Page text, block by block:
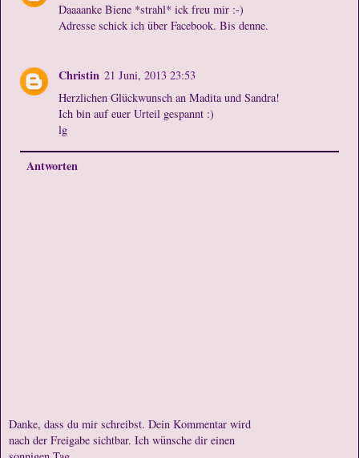
Daaaanke Biene *strahl* ick freu mir :-)
Adresse schick ich über Facebook. Bis denne.
Christin 21 Juni, 2013 23:53
Herzlichen Glückwunsch an Madita und Sandra!
Ich bin auf euer Urteil gespannt :)
lg
Antworten
Danke, dass du mir schreibst. Dein Kommentar wird
nach der Freigabe sichtbar. Ich wünsche dir einen